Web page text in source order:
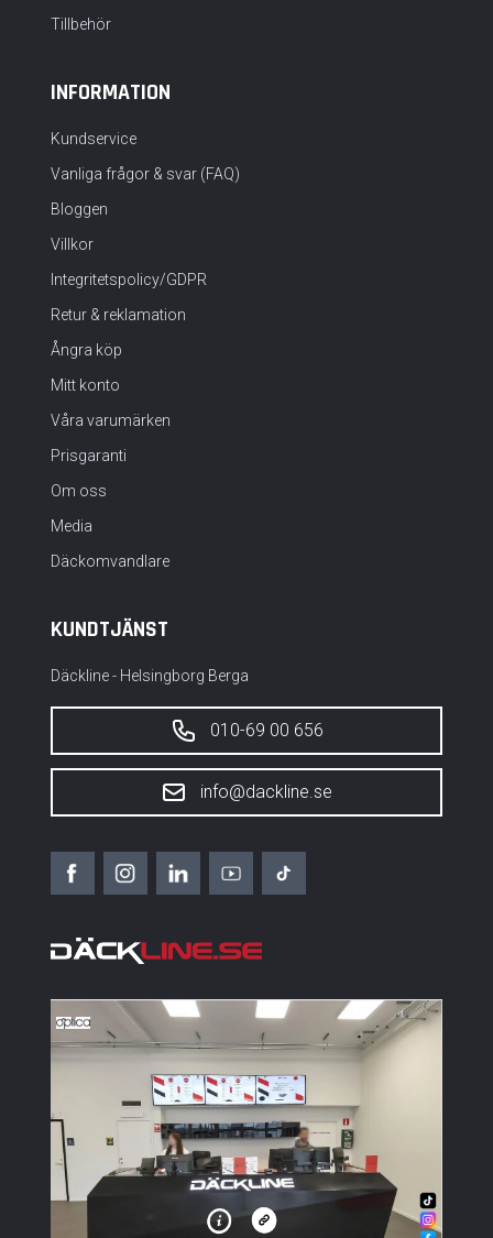
Tillbehör
INFORMATION
Kundservice
Vanliga frågor & svar (FAQ)
Bloggen
Villkor
Integritetspolicy/GDPR
Retur & reklamation
Ångra köp
Mitt konto
Våra varumärken
Prisgaranti
Om oss
Media
Däckomvandlare
KUNDTJÄNST
Däckline - Helsingborg Berga
010-69 00 656
info@dackline.se